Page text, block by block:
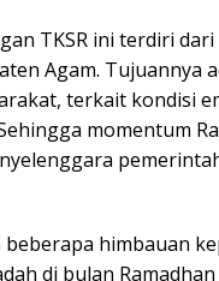
TKSR ini terdiri
Agam. Tujuannya
terkait kondisi
momentum
himbauan
di bulan